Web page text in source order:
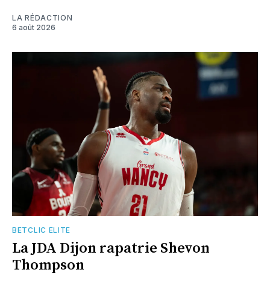
LA RÉDACTION
6 août 2026
BETCLIC ELITE
La JDA Dijon rapatrie Shevon
Thompson